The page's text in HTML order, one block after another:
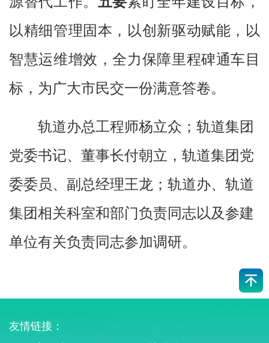
以精细管理固本，以创新驱动赋能，以
智慧运维增效，全力保障里程碑通车目
标，为广大市民交一份满意答卷。
轨道办总工程师杨立众；轨道集团
党委书记、董事长付朝立，轨道集团党
委委员、副总经理王龙；轨道办、轨道
集团相关科室和部门负责同志以及参建
单位有关负责同志参加调研。
友情链接：